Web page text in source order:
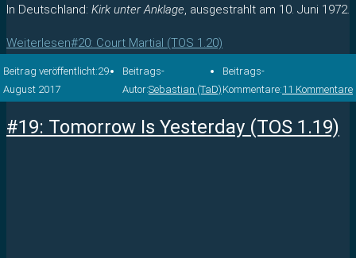
In Deutschland: Kirk unter Anklage, ausgestrahlt am 10. Juni 1972.
Weiterlesen#20: Court Martial (TOS 1.20)
Beitrag veröffentlicht:29.
August 2017
Beitrags-
Autor:Sebastian (TaD)
Beitrags-
Kommentare:11 Kommentare
#19: Tomorrow Is Yesterday (TOS 1.19)